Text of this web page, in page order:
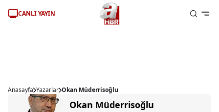
CANLI YAYIN
Anasayfa Yazarlar Okan Müderrisoğlu
Okan Müderrisoğlu